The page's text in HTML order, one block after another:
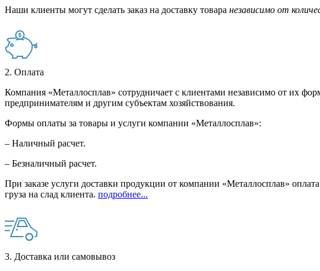
Наши клиенты могут сделать заказ на доставку товара независимо от
2. Оплата
Компания «Металлосплав» сотрудничает с клиентами независимо от их
предпринимателям и другим субъектам хозяйствования.
Формы оплаты за товары и услуги компании «Металлосплав»:
– Наличный расчет.
– Безналичный расчет.
При заказе услуги доставки продукции от компании «Металлосплав»
груза на слад клиента. подробнее...
3. Доставка или самовывоз